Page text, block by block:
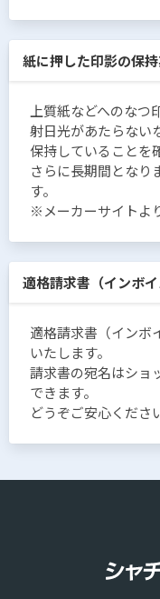
紙に押した印影の保
上質紙などへのなつ
射日光があたらない
保持していることを
さらに長期間となり
す。
※メーカーサイトよ
適格請求書（インボ
適格請求書（インボ
いたします。
請求書の宛名はショ
できます。
どうぞご安心くださ